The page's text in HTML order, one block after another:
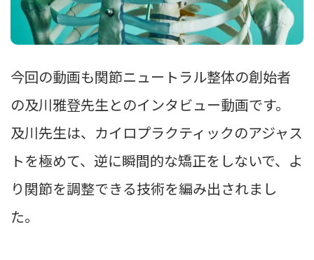
今回の動画も関節ニュートラル整体の創始者
の及川雅登先生とのインタビュー動画です。
及川先生は、カイロプラクティックのアジャス
トを極めて、逆に瞬間的な矯正をしないで、よ
り関節を調整できる技術を編み出されまし
た。